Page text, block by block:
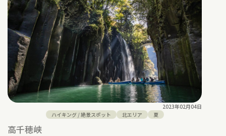
2023年02月04日
ハイキング/絶景スポット 北エリア 夏
高千穂峡